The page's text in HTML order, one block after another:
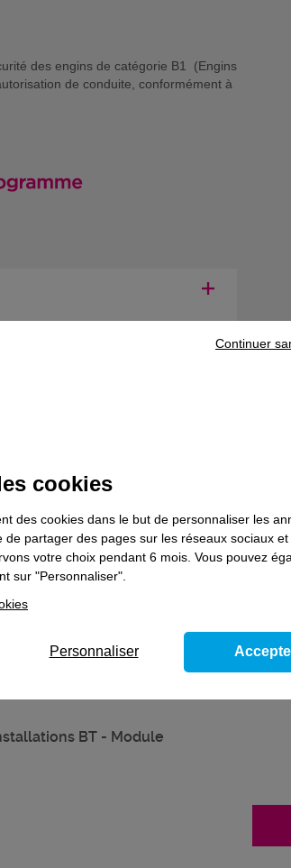
des engins de catégorie B1 (Engins
de conduite, conformément à
catégorie(s) d'engins.Nous consulter.
votre parcours de formation, prenez
Formations
BT - Module
cookies
des cookies dans le but de personnaliser les
de partager des pages sur les réseaux sociaux
votre choix pendant 6 mois. Vous pouvez
sur "Personnaliser".
Continuer
Personnaliser